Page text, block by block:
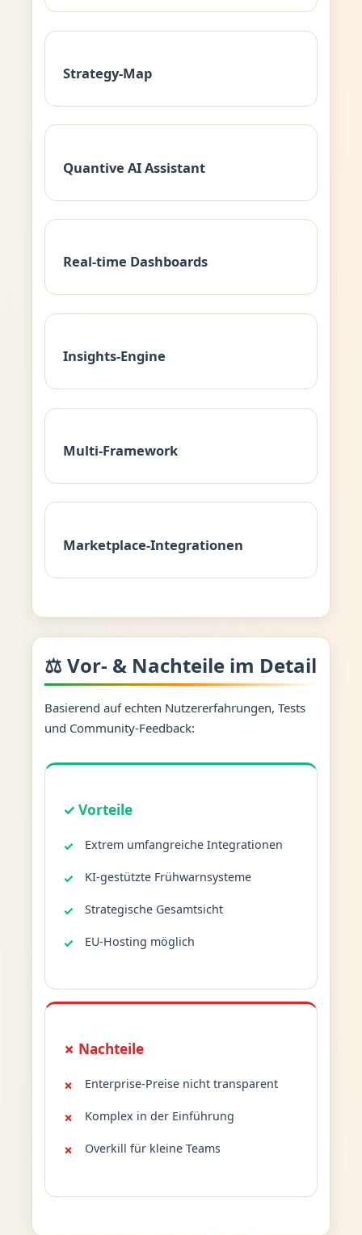
Strategy-Map
Quantive AI Assistant
Real-time Dashboards
Insights-Engine
Multi-Framework
Marketplace-Integrationen
⚖️ Vor- & Nachteile im Detail
Basierend auf echten Nutzererfahrungen, Tests
und Community-Feedback:
✓ Vorteile
Extrem umfangreiche Integrationen
KI-gestützte Frühwarnsysteme
Strategische Gesamtsicht
EU-Hosting möglich
✗ Nachteile
Enterprise-Preise nicht transparent
Komplex in der Einführung
Overkill für kleine Teams